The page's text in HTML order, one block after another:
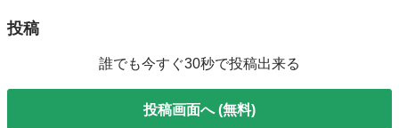
投稿
誰でも今すぐ30秒で投稿出来る
投稿画面へ (無料)